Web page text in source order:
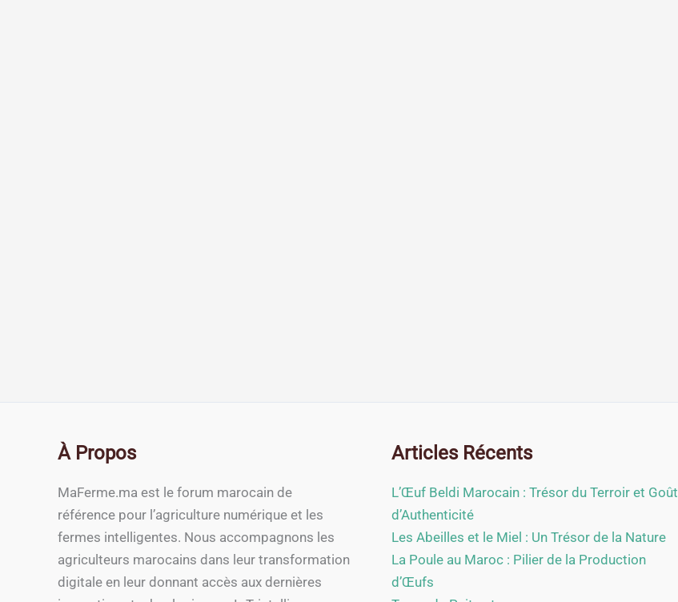
À Propos
MaFerme.ma est le forum marocain de
référence pour l’agriculture numérique et les
fermes intelligentes. Nous accompagnons les
agriculteurs marocains dans leur transformation
digitale en leur donnant accès aux dernières
Articles Récents
L’Œuf Beldi Marocain : Trésor du Terroir et Goût
d’Authenticité
Les Abeilles et le Miel : Un Trésor de la Nature
La Poule au Maroc : Pilier de la Production
d’Œufs